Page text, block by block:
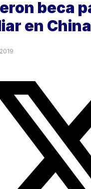
beca
en China